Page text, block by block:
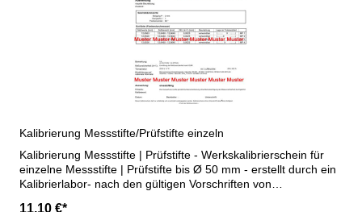
Kalibrierung Messstifte/Prüfstifte einzeln
Kalibrierung Messstifte | Prüfstifte - Werkskalibrierschein für
einzelne Messstifte | Prüfstifte bis Ø 50 mm - erstellt durch ein
Kalibrierlabor- nach den gültigen Vorschriften von
11,10 €*